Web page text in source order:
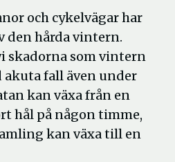
och cykelvägar har
den hårda vintern.
skadorna som vintern
akuta fall även under
kan växa från en
hål på någon timme,
kan växa till en